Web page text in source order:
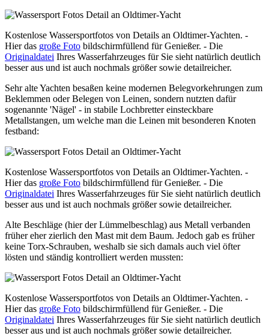
Kostenlose Wassersportfotos von Details an Oldtimer-Yachten. -
Hier das große Foto bildschirmfüllend für Genießer. - Die
Originaldatei Ihres Wasserfahrzeuges für Sie sieht natürlich deutlich
besser aus und ist auch nochmals größer sowie detailreicher.
Sehr alte Yachten besaßen keine modernen Belegvorkehrungen zum
Beklemmen oder Belegen von Leinen, sondern nutzten dafür
sogenannte 'Nägel' - in stabile Lochbretter einsteckbare
Metallstangen, um welche man die Leinen mit besonderen Knoten
festband:
Kostenlose Wassersportfotos von Details an Oldtimer-Yachten. -
Hier das große Foto bildschirmfüllend für Genießer. - Die
Originaldatei Ihres Wasserfahrzeuges für Sie sieht natürlich deutlich
besser aus und ist auch nochmals größer sowie detailreicher.
Alte Beschläge (hier der Lümmelbeschlag) aus Metall verbanden
früher eher zierlich den Mast mit dem Baum. Jedoch gab es früher
keine Torx-Schrauben, weshalb sie sich damals auch viel öfter
lösten und ständig kontrolliert werden mussten:
Kostenlose Wassersportfotos von Details an Oldtimer-Yachten. -
Hier das große Foto bildschirmfüllend für Genießer. - Die
Originaldatei Ihres Wasserfahrzeuges für Sie sieht natürlich deutlich
besser aus und ist auch nochmals größer sowie detailreicher.